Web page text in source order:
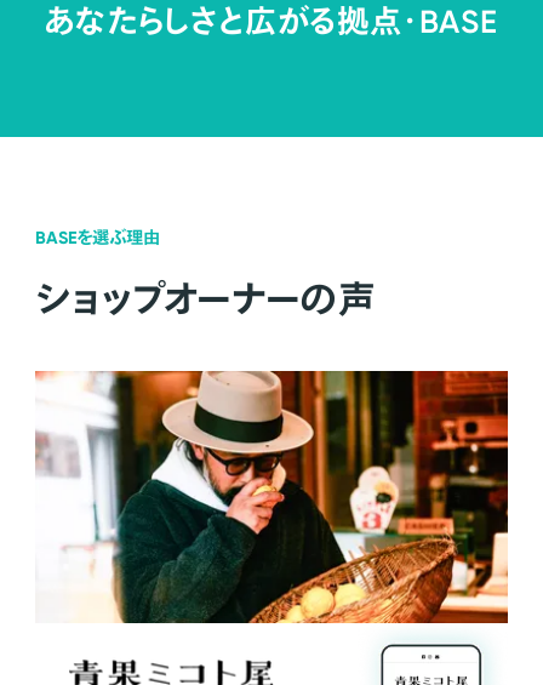
あなたらしさと広がる拠点・BASE
BASEを選ぶ理由
ショップオーナーの声